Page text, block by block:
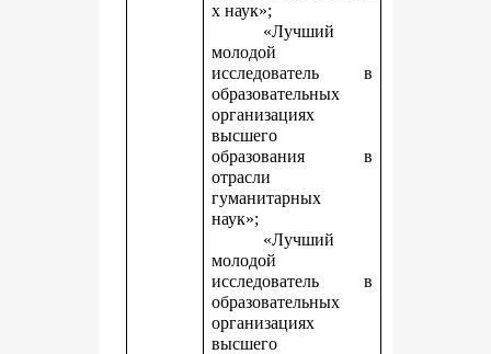
х наук»;
«Лучший
молодой
исследователь в
образовательных
организациях
высшего
образования в
отрасли
гуманитарных
наук»;
«Лучший
молодой
исследователь в
образовательных
организациях
высшего